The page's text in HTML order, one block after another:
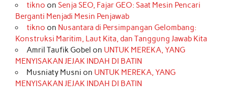
tikno on Senja SEO, Fajar GEO: Saat Mesin Pencari
Berganti Menjadi Mesin Penjawab
tikno on Nusantara di Persimpangan Gelombang:
Konstruksi Maritim, Laut Kita, dan Tanggung Jawab Kita
Amril Taufik Gobel on UNTUK MEREKA, YANG
MENYISAKAN JEJAK INDAH DI BATIN
Musniaty Musni on UNTUK MEREKA, YANG
MENYISAKAN JEJAK INDAH DI BATIN